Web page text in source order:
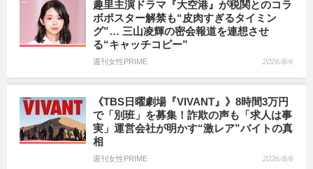
趣里主演ドラマ『大空港』が税関とのコラ
ボポスター解禁も“皮肉すぎるタイミン
グ”… 三山凌輝の密会報道を連想させ
る“キャッチコピー”
週刊女性PRIME 2026/8/6
《TBS日曜劇場『VIVANT』》8時間3万円
で「別班」を募集！詐欺の声も「求人は事
実」運営会社が明かす“激レア”バイトの真
相
週刊女性PRIME 2026/8/6